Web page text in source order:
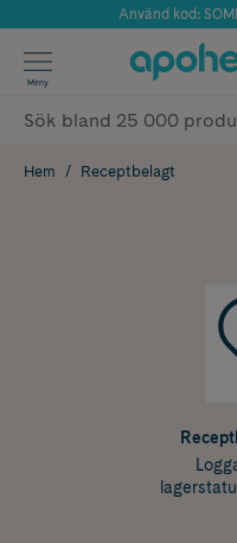
Använd kod:
✓
Meny
Hem Receptbelagt